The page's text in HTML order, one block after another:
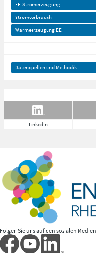
EE-Stromerzeugung
Stromverbrauch
Wärmeerzeugung EE
Datenquellen und Methodik
LinkedIn
Folgen Sie uns auf den sozialen Medien